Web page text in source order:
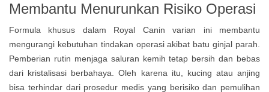
Membantu Menurunkan Risiko Operasi
Formula khusus dalam Royal Canin varian ini membantu
mengurangi kebutuhan tindakan operasi akibat batu ginjal parah.
Pemberian rutin menjaga saluran kemih tetap bersih dan bebas
dari kristalisasi berbahaya. Oleh karena itu, kucing atau anjing
bisa terhindar dari prosedur medis yang berisiko dan pemulihan